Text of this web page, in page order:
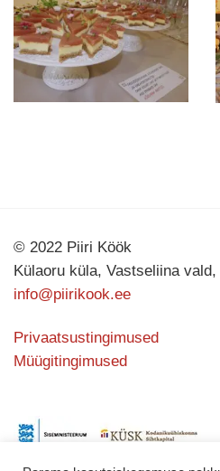
© 2022 Piiri Köök
Külaoru küla, Vastseliina
info@piirikook.ee
Privaatsustingimused
Müügitingimused